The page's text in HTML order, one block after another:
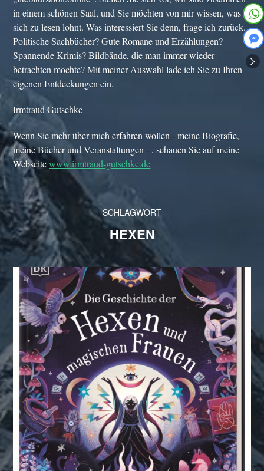
in einem schönen Saal, und Sie möchten von mir wissen, was
sich zu lesen lohnt. Was interessiert Sie denn, frage ich zurück.
Politische Sachbücher? Gute Romane und Erzählungen?
Spannende Krimis? Bildbände, die man immer wieder
betrachten möchte? Mit meiner Auswahl lade ich Sie zu Ihren
eigenen Entdeckungen ein.
Irmtraud Gutschke
Wenn Sie mehr über mich erfahren wollen - meine Biografie,
meine Bücher und Veranstaltungen - , schauen Sie auf meine
Webseitewww.irmtraud-gutschke.de
SCHLAGWORT
HEXEN